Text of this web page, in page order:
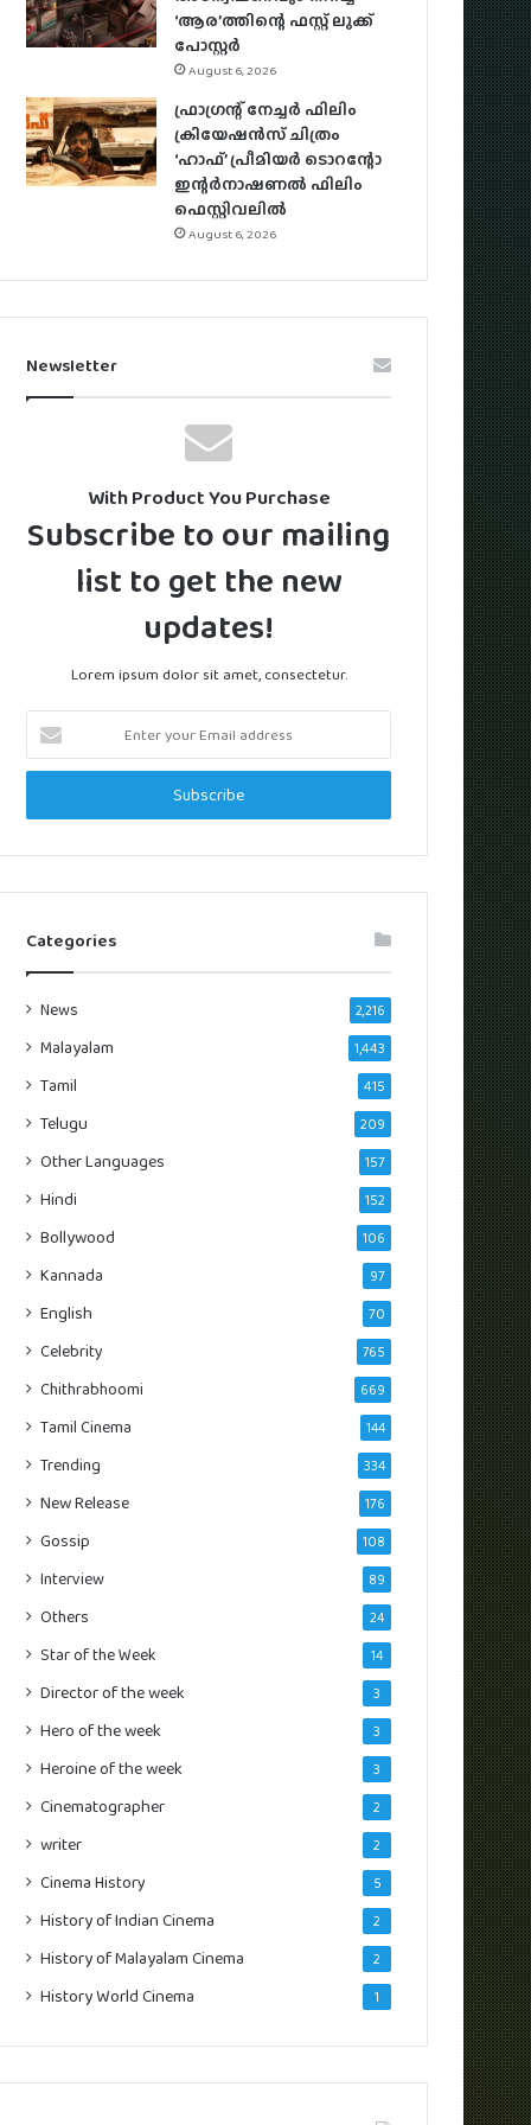
‘ആര’ത്തിന്റെ ഫസ്റ്റ് ലുക്ക്
പോസ്റ്റര്‍
August 6, 2026
ഫ്രാഗ്രന്റ് നേച്ചര്‍ ഫിലിം
ക്രിയേഷന്‍സ് ചിത്രം
‘ഹാഫ്’ പ്രീമിയര്‍ ടൊറന്റോ
ഇന്റര്‍നാഷണല്‍ ഫിലിം
ഫെസ്റ്റിവലില്‍
August 6, 2026
Newsletter
With Product You Purchase
Subscribe to our mailing
list to get the new
updates!
Lorem ipsum dolor sit amet, consectetur.
Enter
your
Email
Categories
News 2,216
Malayalam 1,443
Tamil 415
Telugu 209
Other Languages 157
Hindi 152
Bollywood 106
Kannada 97
English 70
Celebrity 765
Chithrabhoomi 669
Tamil Cinema 144
Trending 334
New Release 176
Gossip 108
Interview 89
Others 24
Star of the Week 14
Director of the week 3
Hero of the week 3
Heroine of the week 3
Cinematographer 2
writer 2
Cinema History 5
History of Indian Cinema 2
History of Malayalam Cinema 2
History World Cinema 1